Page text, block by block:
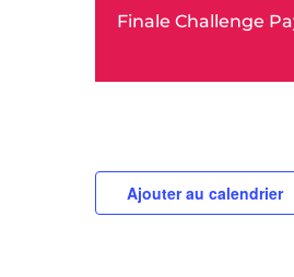
Finale Challenge
Ajouter au calendrier